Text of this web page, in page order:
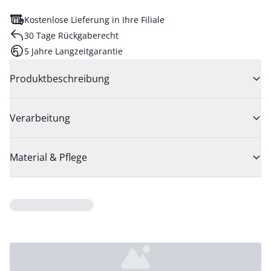
Kostenlose Lieferung in Ihre Filiale
30 Tage Rückgaberecht
5 Jahre Langzeitgarantie
Produktbeschreibung
Verarbeitung
Material & Pflege